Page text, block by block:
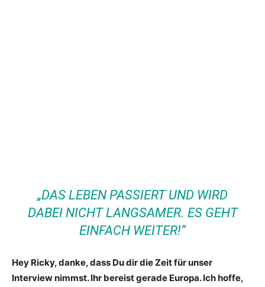
„DAS LEBEN PASSIERT UND WIRD
DABEI NICHT LANGSAMER. ES GEHT
EINFACH WEITER!“
Hey Ricky, danke, dass Du dir die Zeit für unser
Interview nimmst. Ihr bereist gerade Europa. Ich hoffe,